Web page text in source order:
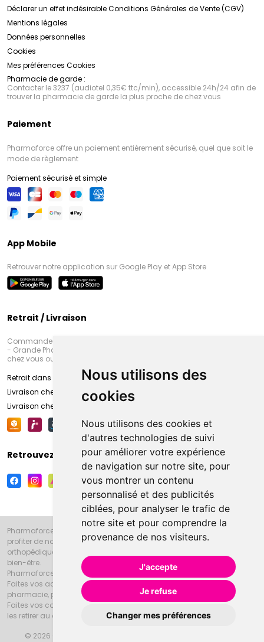
Nous utilisons des
cookies
Nous utilisons des cookies et
d'autres technologies de suivi
pour améliorer votre expérience
de navigation sur notre site, pour
vous montrer un contenu
personnalisé et des publicités
ciblées, pour analyser le trafic de
notre site et pour comprendre la
provenance de nos visiteurs.
J'accepte
Je refuse
Changer mes préférences
Déclarer un effet indésirableConditions Générales de Vente (CGV)
Mentions légales
Données personnelles
Cookies
Mes préférences Cookies
Pharmacie de garde :
Contacter le 3237 (audiotel 0,35€ ttc/min), accessible 24h/24 afin de
trouver la pharmacie de garde la plus proche de chez vous
Paiement
Pharmaforce offre un paiement entièrement sécurisé, quel que soit le
mode de règlement
Paiement sécurisé et simple
App Mobile
Retrouver notre application sur Google Play et App Store
Retrait / Livraison
Commandez en ligne et venez chercher votre commande à Amiens
- Grande Pharmacie d’Amiens (Fachon) ou recevez-là rapidement
chez vous ou en point retrait
Retrait dans la pharmacie d’Amiens
Livraison chez vous
Livraison chez votre commerçant
Retrouvez-nous sur vos réseaux sociaux
Pharmaforce.fr et la Grande Pharmacie d’Amiens vous souhaitent de
profiter de notre accueil, de nos conseils pharmaceutiques,
orthopédiques, homéopathiques, parapharmaceutiques, beauté et
bien-être.
Pharmaforce.fr est le site internet de la Grande Pharmacie d’Amiens.
Faites vos achats en ligne grâce à un choix de 20000 références en
pharmacie, parapharmacie, diététique et animaux (vétérinaire).
Faites vos courses de pharmacie et parapharmacie en ligne et venez
les retirer au drive ou vous les faire livrer à domicile.
© 2026 Grande Pharmacie d’Amiens